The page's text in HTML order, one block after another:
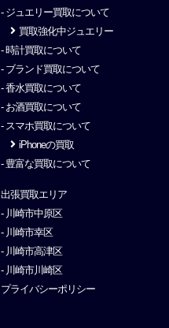
- ジュエリー買取について
買取強化中ジュエリー
- 時計買取について
- ブランド買取について
- 香水買取について
- お酒買取について
- スマホ買取について
iPhoneの買取
- 豊富な買取について
出張買取エリア
- 川崎市中原区
- 川崎市幸区
- 川崎市高津区
- 川崎市川崎区
プライバシーポリシー